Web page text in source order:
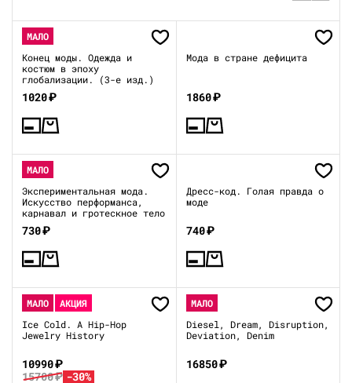
МАЛО
Конец моды. Одежда и
костюм в эпоху
глобализации. (3-е изд.)
1020₽
Мода в стране дефицита
1860₽
МАЛО
Экспериментальная мода.
Искусство перформанса,
карнавал и гротескное тело
730₽
Дресс-код. Голая правда о
моде
740₽
МАЛО
АКЦИЯ
Ice Cold. A Hip-Hop
Jewelry History
10990₽
15700₽ -30%
МАЛО
Diesel, Dream, Disruption,
Deviation, Denim
16850₽